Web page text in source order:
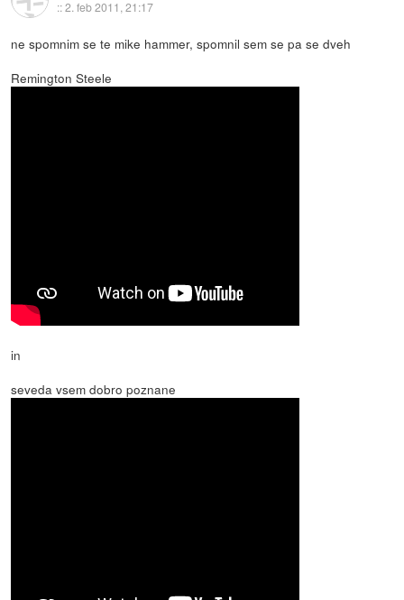
::2. feb 2011, 21:17
ne spomnim se te mike hammer, spomnil sem se pa se dveh
Remington Steele
in
seveda vsem dobro poznane